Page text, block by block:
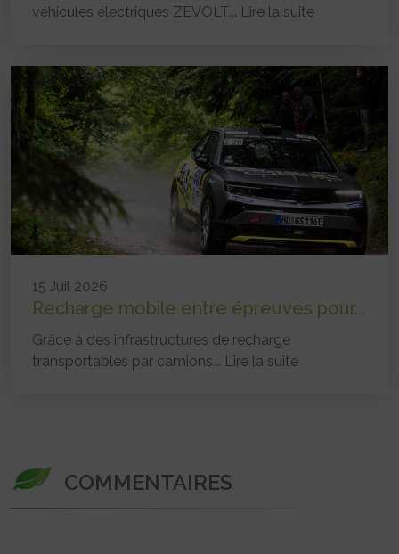
véhicules électriques ZEVOLT... Lire la suite
15 Juil 2026
Recharge mobile entre épreuves pour...
Grâce à des infrastructures de recharge
transportables par camions... Lire la suite
COMMENTAIRES